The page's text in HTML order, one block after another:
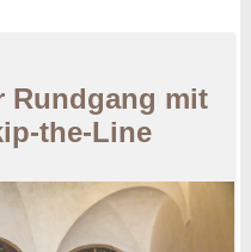
Rundgang mit
the-Line